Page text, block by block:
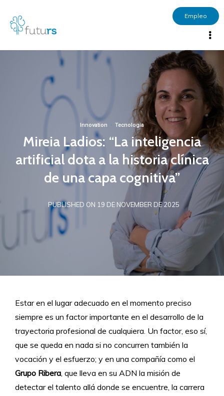
Empleo
Innovation · Tecnología
Mireia Ladios: “La inteligencia
artificial dota a la historia clínica
de una capa cognitiva”
PUBLISHED ON 19 DE NOVEMBER DE 2025
Estar en el lugar adecuado en el momento preciso
siempre es un factor importante en el desarrollo de la
trayectoria profesional de cualquiera. Un factor, eso sí,
que se queda en nada si no concurren también la
vocación y el esfuerzo; y en una compañía como el
Grupo Ribera, que lleva en su ADN la misión de
detectar el talento allá donde se encuentre, la carrera